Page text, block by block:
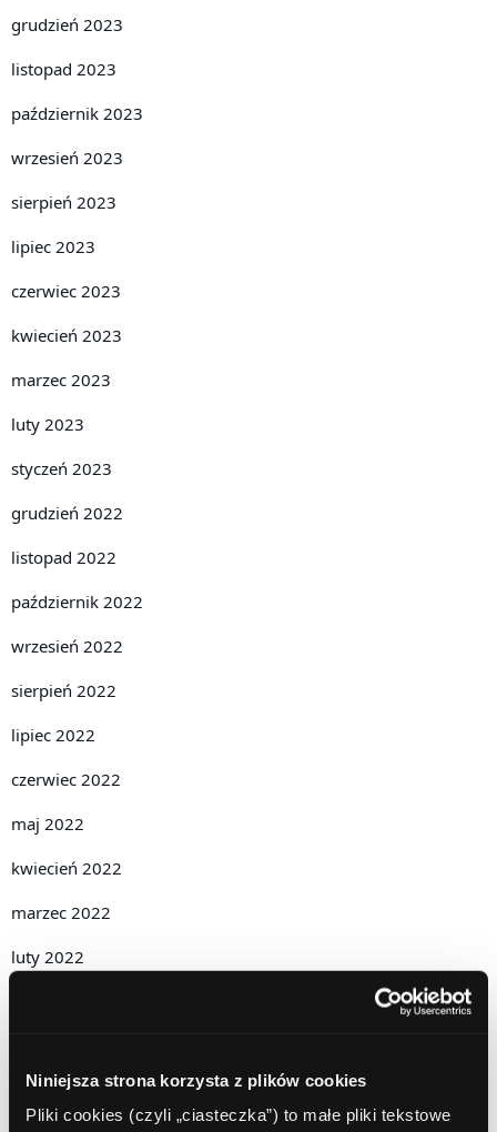
Niniejsza strona korzysta z plików cookies
Pliki cookies (czyli „ciasteczka”) to małe pliki tekstowe
grudzień 2023
listopad 2023
październik 2023
wrzesień 2023
sierpień 2023
lipiec 2023
czerwiec 2023
kwiecień 2023
marzec 2023
luty 2023
styczeń 2023
grudzień 2022
listopad 2022
październik 2022
wrzesień 2022
sierpień 2022
lipiec 2022
czerwiec 2022
maj 2022
kwiecień 2022
marzec 2022
luty 2022
listopad 2021